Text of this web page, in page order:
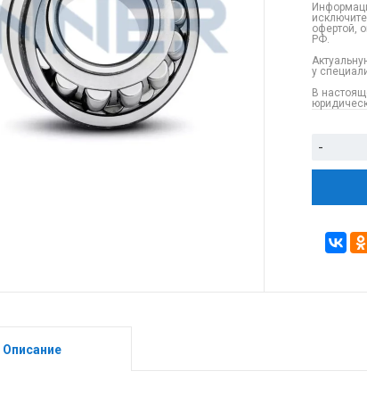
офертой,
РФ.
у
В
-
Описание